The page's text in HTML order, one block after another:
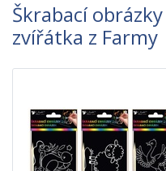
Škrabací
zvířátka z Farmy